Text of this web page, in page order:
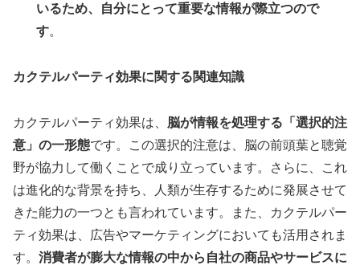
いるため、自分にとって重要な情報が際立つので
す。
カクテルパーティ効果に関する関連知識
カクテルパーティ効果は、 脳が情報を処理する「選択的注
意」の一形態です。この選択的注意は、脳の前頭葉と聴覚
野が協力して働くことで成り立っています。さらに、これ
は進化的な背景を持ち、人類が生存するために発展させて
きた能力の一つとも言われています。また、カクテルパー
ティ効果は、広告やマーケティングにおいても活用されま
す。 消費者が膨大な情報の中から自社の商品やサービスに